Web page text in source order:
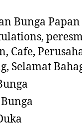
Bunga Papan
Cafe,
Selamat